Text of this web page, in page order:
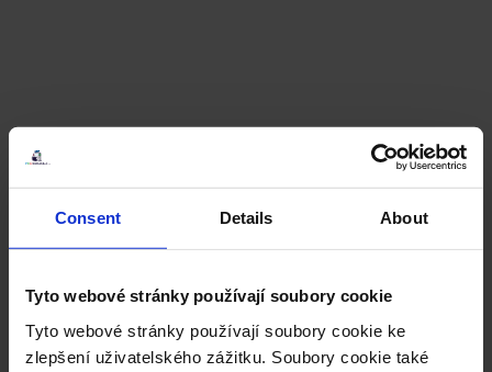
Consent Details About
Tyto webové stránky používají soubory cookie
Tyto webové stránky používají soubory cookie ke
zlepšení uživatelského zážitku. Soubory cookie také